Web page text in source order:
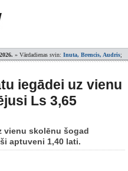
» Vārdadienas svin: Inuta, Brencis, Audris;
iegādei uz vienu
Ls 3,65
vienu skolēnu šogad
aptuveni 1,40 lati.